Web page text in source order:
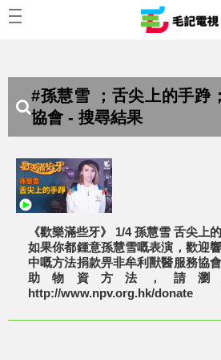
#孫慧雪 ；舌尖上的手踭
協會 - 搜尋結果
《歡樂滿些牙》 1/4 孫慧雪 舌尖上
如果你都鍾意孫慧雪嘅表演，歡迎
中嘅方法捐款畀非牟利獸醫服務協
助物資方法，請瀏
http://www.npv.org.hk/donate